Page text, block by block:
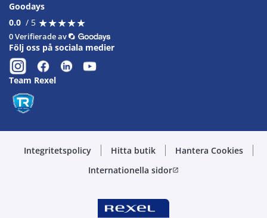
Goodays
0.0 / 5 ★★★★★
★★★★★
0 Verifierade av
Följ oss på sociala medier
Team Rexel
Integritetspolicy Hitta butik
Hantera Cookies
Internationella sidoropen_in_new